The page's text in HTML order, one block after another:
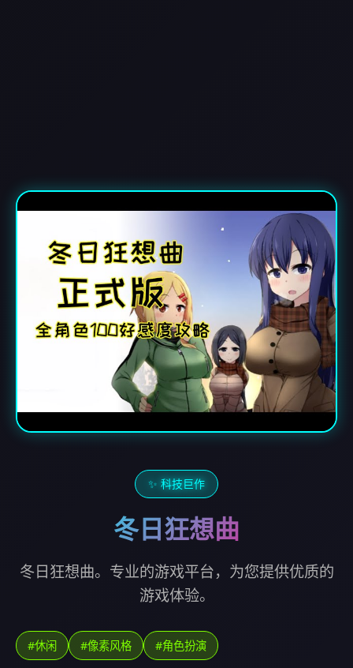
✨ 科技巨作
冬日狂想曲
冬日狂想曲。专业的游戏平台，为您提供优质的
游戏体验。
#休闲 #像素风格 #角色扮演